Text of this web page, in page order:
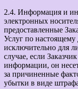
2.4. Информация и
электронных
предоставленные
Услуг по настоящему
исключительно для
случае, если
информации, он
за причиненные
убытки в виде